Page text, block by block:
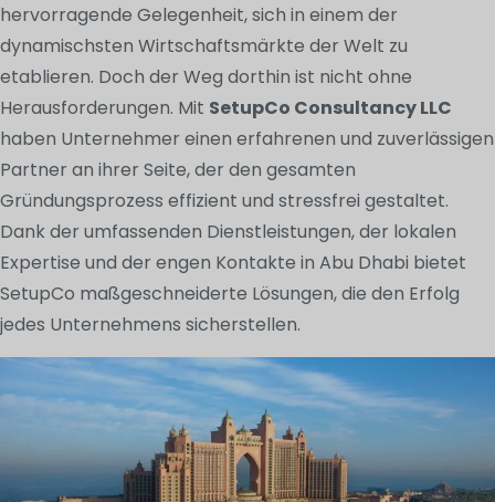
hervorragende Gelegenheit, sich in einem der
dynamischsten Wirtschaftsmärkte der Welt zu
etablieren. Doch der Weg dorthin ist nicht ohne
Herausforderungen. Mit SetupCo Consultancy LLC
haben Unternehmer einen erfahrenen und zuverlässigen
Partner an ihrer Seite, der den gesamten
Gründungsprozess effizient und stressfrei gestaltet.
Dank der umfassenden Dienstleistungen, der lokalen
Expertise und der engen Kontakte in Abu Dhabi bietet
SetupCo maßgeschneiderte Lösungen, die den Erfolg
jedes Unternehmens sicherstellen.